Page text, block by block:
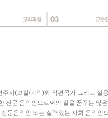
자(보컬/기악)와 작편곡가 그리고 실
전문 음악인으로써의 길을 꿈꾸는 많
문음악인 또는 실력있는 사회 음악인